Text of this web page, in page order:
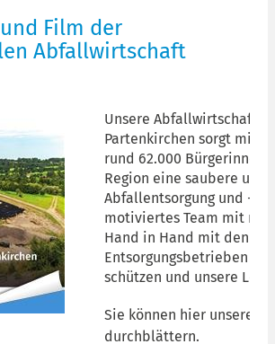
Film der
Abfallwirtschaft
Unsere Abfallwirtschaft
Partenkirchen sorgt mit
rund 62.000 Bürgerinnen
Region eine saubere
Abfallentsorgung und -
motiviertes Team mit
Hand in Hand mit den
Entsorgungsbetrieben
schützen und unsere
Sie können hier unsere
durchblättern.